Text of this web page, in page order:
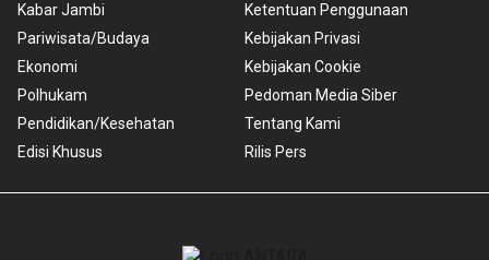
Kabar Jambi
Pariwisata/Budaya
Ekonomi
Polhukam
Pendidikan/Kesehatan
Edisi Khusus
Ketentuan Penggunaan
Kebijakan Privasi
Kebijakan Cookie
Pedoman Media Siber
Tentang Kami
Rilis Pers